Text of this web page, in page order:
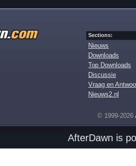
Sections:
Nieuws
Downloads
Top Downloads
Discussie
Vraag en
Nieuws2.nl
© 1999-2026
AfterDawn is